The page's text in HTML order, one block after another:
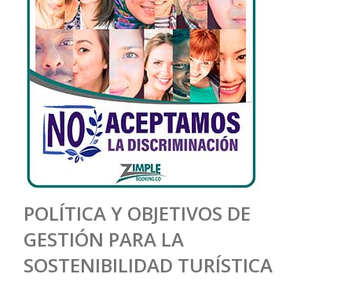
POLÍTICA Y OBJETIVOS DE
GESTIÓN PARA LA
SOSTENIBILIDAD TURÍSTICA